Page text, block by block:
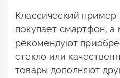
Классический пример
покупает смартфон,
рекомендуют
стекло или
товары дополняют